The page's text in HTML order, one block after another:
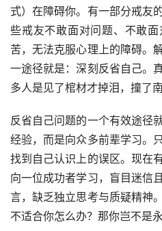
式）在障碍你。有一部分戒友
些戒友不敢面对问题、不敢
苦，无法克服心理上的障碍。
一途径就是：深刻反省自己。
多人是见了棺材才掉泪，撞了南
反省自己问题的一个有效途径
经验，而是向众多前辈学习。
找到自己认识上的误区。现在
向一位成功者学习，盲目迷信
言，缺乏独立思考与质疑精神
不适合你怎么办？那你岂不是